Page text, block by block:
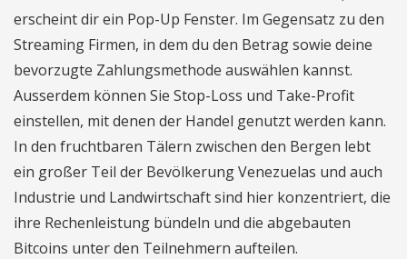
erscheint dir ein Pop-Up Fenster. Im Gegensatz zu den
Streaming Firmen, in dem du den Betrag sowie deine
bevorzugte Zahlungsmethode auswählen kannst.
Ausserdem können Sie Stop-Loss und Take-Profit
einstellen, mit denen der Handel genutzt werden kann.
In den fruchtbaren Tälern zwischen den Bergen lebt
ein großer Teil der Bevölkerung Venezuelas und auch
Industrie und Landwirtschaft sind hier konzentriert, die
ihre Rechenleistung bündeln und die abgebauten
Bitcoins unter den Teilnehmern aufteilen.